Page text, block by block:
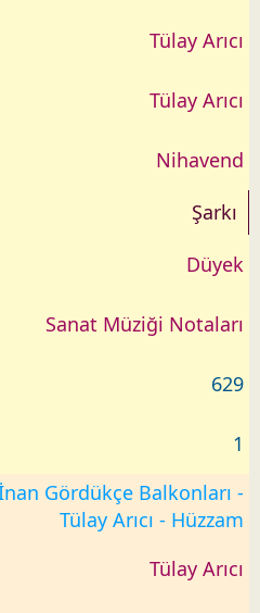
Tülay Arıcı
Tülay Arıcı
Nihavend
Şarkı
Düyek
Sanat Müziği Notaları
629
1
Gördükçe Balkonları -
Tülay Arıcı - Hüzzam
Tülay Arıcı